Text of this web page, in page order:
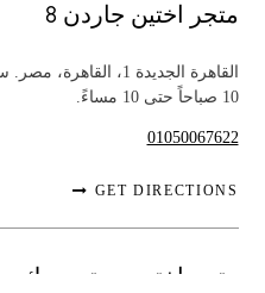
متجر اختين جاردن 8
القاهرة الجديدة 1،
10 صباحاً حتى 10 مساءً.
01050067622
GET DIRECTIONS
متجر اختين سيتي ووك